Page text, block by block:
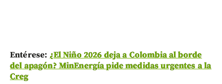
Entérese: ¿El Niño 2026 deja a Colombia al borde
del apagón? MinEnergía pide medidas urgentes a la
Creg